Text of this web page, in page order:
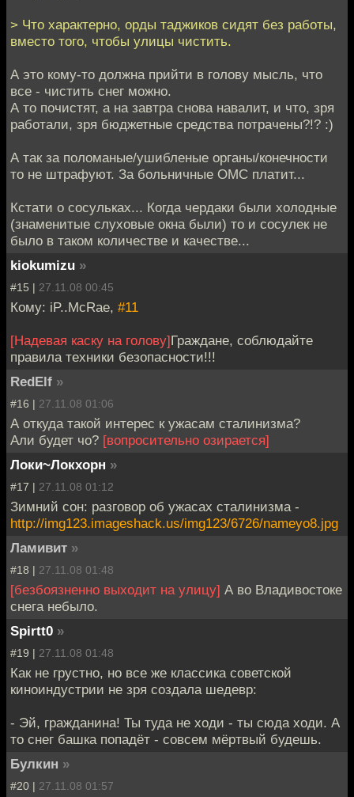
> Что характерно, орды таджиков сидят без работы,
вместо того, чтобы улицы чистить.
А это кому-то должна прийти в голову мысль, что
все - чистить снег можно.
А то почистят, а на завтра снова навалит, и что, зря
работали, зря бюджетные средства потрачены?!? :)
А так за поломаные/ушибленые органы/конечности
то не штрафуют. За больничные ОМС платит...
Кстати о сосульках... Когда чердаки были холодные
(знаменитые слуховые окна были) то и сосулек не
было в таком количестве и качестве...
kiokumizu »
#15 | 27.11.08 00:45
Кому: iP..McRae, #11
[Надевая каску на голову]Граждане, соблюдайте
правила техники безопасности!!!
RedElf »
#16 | 27.11.08 01:06
А откуда такой интерес к ужасам сталинизма?
Али будет чо? [вопросительно озирается]
Локи~Локхорн »
#17 | 27.11.08 01:12
Зимний сон: разговор об ужасах сталинизма -
http://img123.imageshack.us/img123/6726/nameyo8.jpg
Ламивит »
#18 | 27.11.08 01:48
[безбоязненно выходит на улицу] А во Владивостоке
снега небыло.
Spirtt0 »
#19 | 27.11.08 01:48
Как не грустно, но все же классика советской
киноиндустрии не зря создала шедевр:
- Эй, гражданина! Ты туда не ходи - ты сюда ходи. А
то снег башка попадёт - совсем мёртвый будешь.
Булкин »
#20 | 27.11.08 01:57